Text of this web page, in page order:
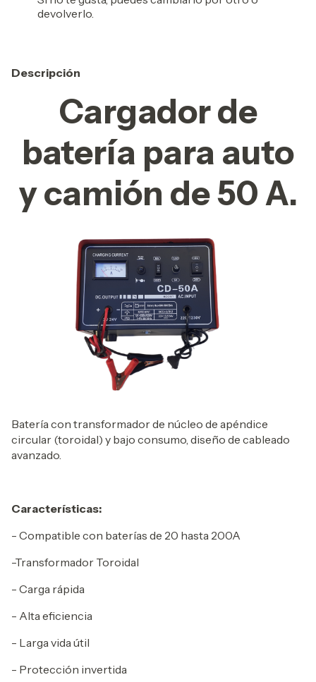
devolverlo.
Descripción
Cargador de
batería para auto
y camión de 50 A.
Batería con transformador de núcleo de apéndice
circular (toroidal) y bajo consumo, diseño de cableado
avanzado.
Características:
- Compatible con baterías de 20 hasta 200A
-Transformador Toroidal
- Carga rápida
- Alta eficiencia
- Larga vida útil
- Protección invertida